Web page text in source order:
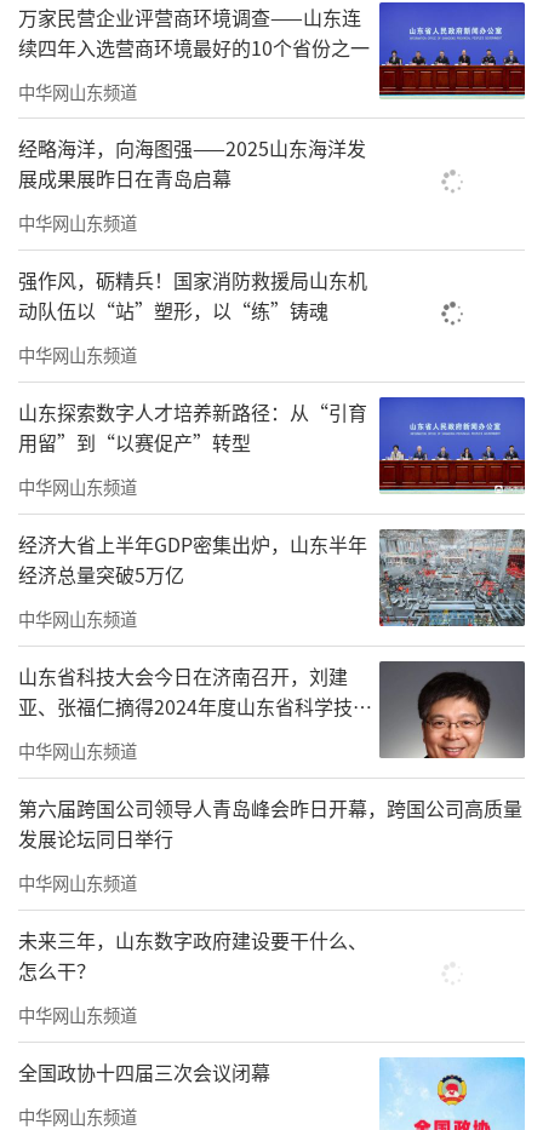
万家民营企业评营商环境调查——山东连
续四年入选营商环境最好的10个省份之一
中华网山东频道
经略海洋，向海图强——2025山东海洋发
展成果展昨日在青岛启幕
中华网山东频道
强作风，砺精兵！国家消防救援局山东机
动队伍以“站”塑形，以“练”铸魂
中华网山东频道
山东探索数字人才培养新路径：从“引育
用留”到“以赛促产”转型
中华网山东频道
经济大省上半年GDP密集出炉，山东半年
经济总量突破5万亿
中华网山东频道
山东省科技大会今日在济南召开，刘建
亚、张福仁摘得2024年度山东省科学技术
奖最高奖！
中华网山东频道
第六届跨国公司领导人青岛峰会昨日开幕，跨国公司高质量
发展论坛同日举行
中华网山东频道
未来三年，山东数字政府建设要干什么、
怎么干？
中华网山东频道
全国政协十四届三次会议闭幕
中华网山东频道